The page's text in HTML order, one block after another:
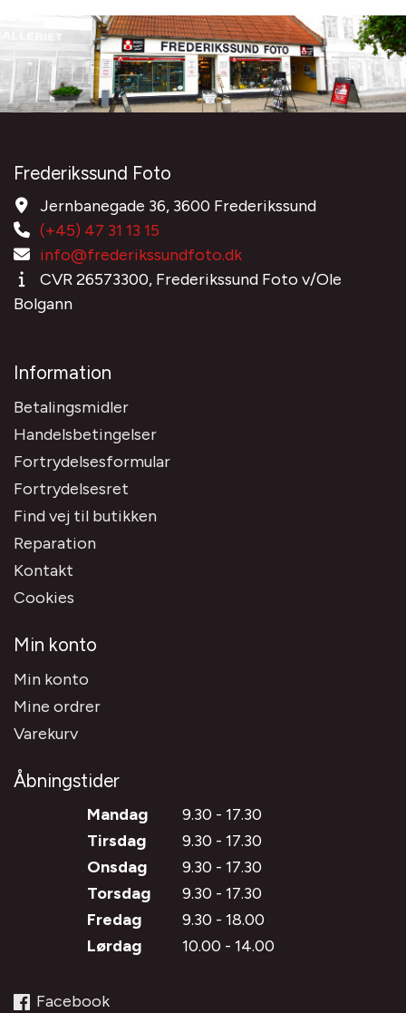
Frederikssund Foto
Jernbanegade 36, 3600 Frederikssund
(+45) 47 31 13 15
info@frederikssundfoto.dk
CVR 26573300, Frederikssund Foto v/Ole
Bolgann
Information
Betalingsmidler
Handelsbetingelser
Fortrydelsesformular
Fortrydelsesret
Find vej til butikken
Reparation
Kontakt
Cookies
Min konto
Min konto
Mine ordrer
Varekurv
Åbningstider
Mandag
9.30 - 17.30
Tirsdag
9.30 - 17.30
Onsdag
9.30 - 17.30
Torsdag
9.30 - 17.30
Fredag
9.30 - 18.00
Lørdag
10.00 - 14.00
Facebook